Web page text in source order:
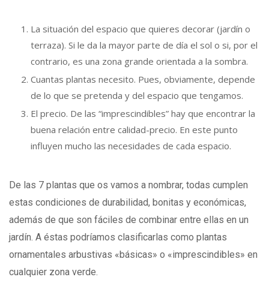
La situación del espacio que quieres decorar (jardín o
terraza). Si le da la mayor parte de día el sol o si, por el
contrario, es una zona grande orientada a la sombra.
Cuantas plantas necesito. Pues, obviamente, depende
de lo que se pretenda y del espacio que tengamos.
El precio. De las “imprescindibles” hay que encontrar la
buena relación entre calidad-precio. En este punto
influyen mucho las necesidades de cada espacio.
De las 7 plantas que os vamos a nombrar, todas cumplen
estas condiciones de durabilidad, bonitas y económicas,
además de que son fáciles de combinar entre ellas en un
jardín. A éstas podríamos clasificarlas como plantas
ornamentales arbustivas «básicas» o «imprescindibles» en
cualquier zona verde.